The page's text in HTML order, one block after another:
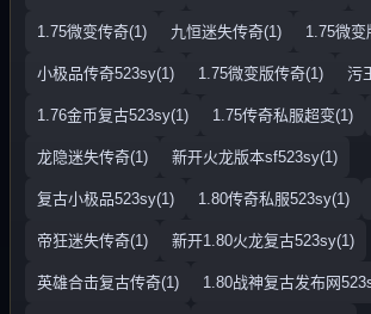
1.75微变传奇(1) 九恒迷失传奇(1) 1.75微变
小极品传奇523sy(1) 1.75微变版传奇(1) 污
1.76金币复古523sy(1) 1.75传奇私服超变(1)
龙隐迷失传奇(1) 新开火龙版本sf523sy(1)
复古小极品523sy(1) 1.80传奇私服523sy(1)
帝狂迷失传奇(1) 新开1.80火龙复古523sy(1)
英雄合击复古传奇(1) 1.80战神复古发布网